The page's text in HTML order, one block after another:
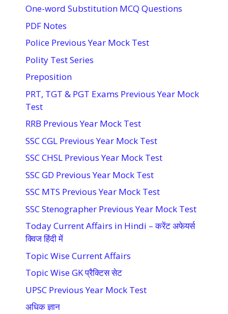
One-word Substitution MCQ Questions
PDF Notes
Police Previous Year Mock Test
Polity Test Series
Preposition
PRT, TGT & PGT Exams Previous Year Mock
Test
RRB Previous Year Mock Test
SSC CGL Previous Year Mock Test
SSC CHSL Previous Year Mock Test
SSC GD Previous Year Mock Test
SSC MTS Previous Year Mock Test
SSC Stenographer Previous Year Mock Test
Today Current Affairs in Hindi – करेंट अफेयर्स
क्विज हिंदी में
Topic Wise Current Affairs
Topic Wise GK प्रैक्टिस सेट
UPSC Previous Year Mock Test
अधिक ज्ञान